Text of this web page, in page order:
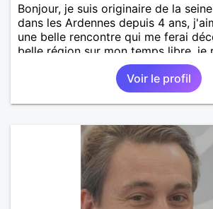
Bonjour, je suis originaire de la
dans les Ardennes depuis 4 ans,
une belle rencontre qui me ferai
belle région sur mon temps libre, je
quelqu'un de simple et sincère, une
complicité et de la bonne humeur
si l'envie de me découvrir vous en
bientôt.
Voir le profil